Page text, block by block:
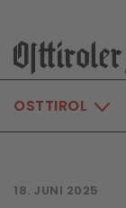
Skip to main
OSTTIROL
18. JUNI 2025